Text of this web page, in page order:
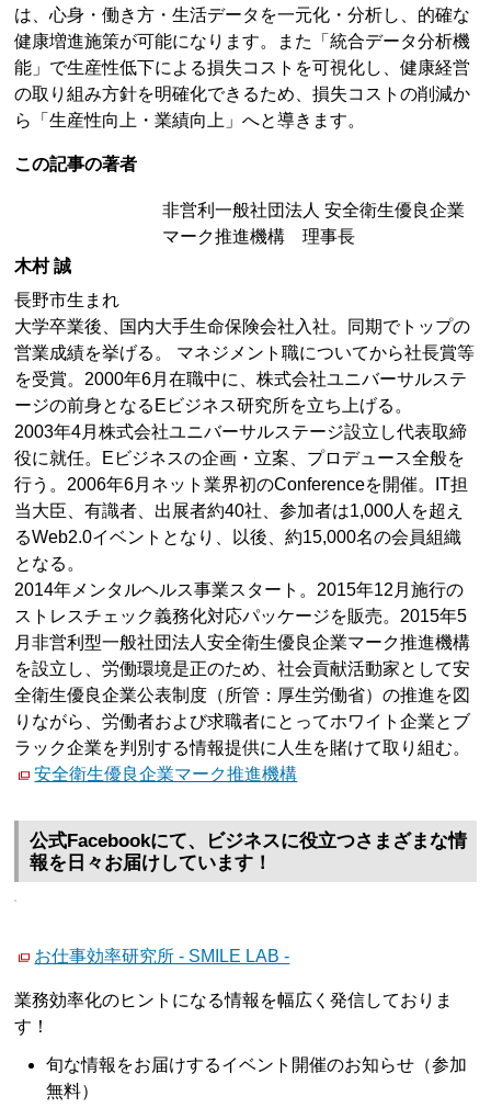
は、心身・働き方・生活データを一元化・分析し、的確な
健康増進施策が可能になります。また「統合データ分析機
能」で生産性低下による損失コストを可視化し、健康経営
の取り組み方針を明確化できるため、損失コストの削減か
ら「生産性向上・業績向上」へと導きます。
この記事の著者
非営利一般社団法人 安全衛生優良企業
マーク推進機構 理事長
木村 誠
長野市生まれ
大学卒業後、国内大手生命保険会社入社。同期でトップの
営業成績を挙げる。 マネジメント職についてから社長賞等
を受賞。2000年6月在職中に、株式会社ユニバーサルステ
ージの前身となるEビジネス研究所を立ち上げる。
2003年4月株式会社ユニバーサルステージ設立し代表取締
役に就任。Eビジネスの企画・立案、プロデュース全般を
行う。2006年6月ネット業界初のConferenceを開催。IT担
当大臣、有識者、出展者約40社、参加者は1,000人を超え
るWeb2.0イベントとなり、以後、約15,000名の会員組織
となる。
2014年メンタルヘルス事業スタート。2015年12月施行の
ストレスチェック義務化対応パッケージを販売。2015年5
月非営利型一般社団法人安全衛生優良企業マーク推進機構
を設立し、労働環境是正のため、社会貢献活動家として安
全衛生優良企業公表制度（所管：厚生労働省）の推進を図
りながら、労働者および求職者にとってホワイト企業とブ
ラック企業を判別する情報提供に人生を賭けて取り組む。
安全衛生優良企業マーク推進機構
公式Facebookにて、ビジネスに役立つさまざまな情
報を日々お届けしています！
お仕事効率研究所 - SMILE LAB -
業務効率化のヒントになる情報を幅広く発信しておりま
す！
旬な情報をお届けするイベント開催のお知らせ（参加
無料）